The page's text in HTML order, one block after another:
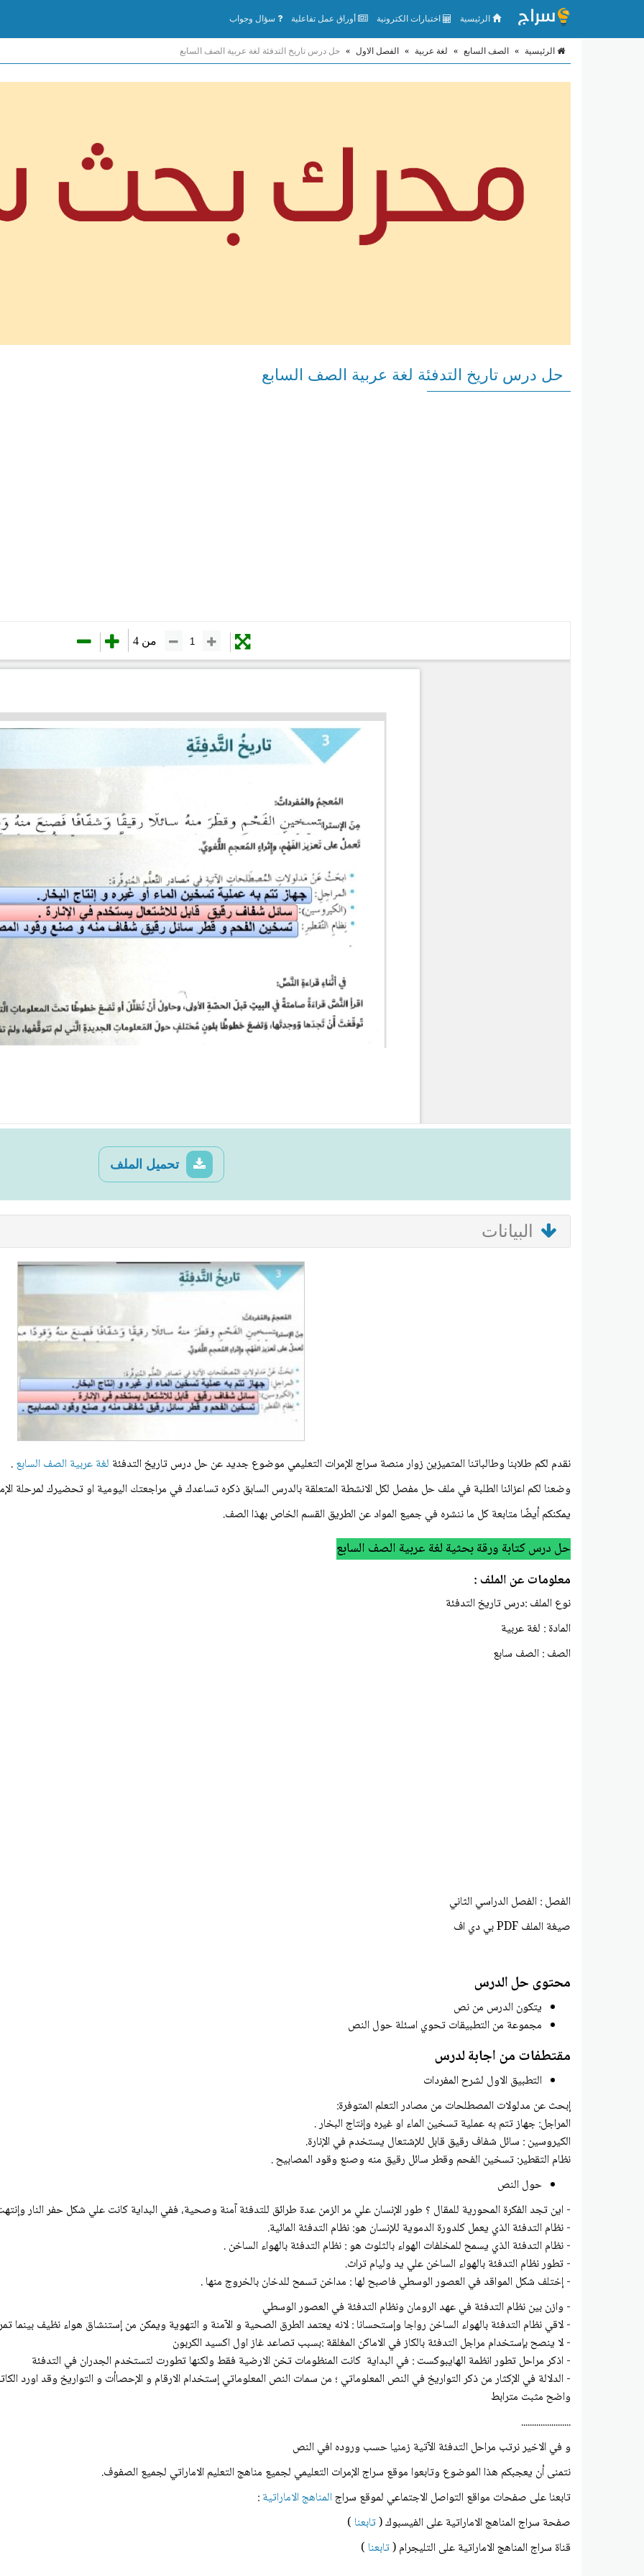
الرئيسية اختبارات الكترونية أوراق عمل تفاعلية سؤال وجواب
الرئيسية » الصف السابع » لغة عربية » الفصل الاول » حل درس تاريخ التدفئة لغة عربية الصف السابع
حل درس تاريخ التدفئة لغة عربية الصف السابع
تحميل الملف
البيانات
نقدم لكم طلابنا وطالباتنا المتميزين زوار منصة سراج الإمرات التعليمي موضوع جديد عن حل درس تاريخ التدفئة لغة عربية الصف السابع.
وضعنا لكم اعزائنا الطلبة في ملف حل مفصل لكل الانشطة المتعلقة بالدرس السابق ذكره تساعدك في مراجعتك اليومية او تحضيرك لمرحلة
يمكنكم أيضًا متابعة كل ما ننشره في جميع المواد عن الطريق القسم الخاص بهذا الصف.
حل درس كتابة ورقة بحثية لغة عربية الصف السابع
معلومات عن الملف :
نوع الملف :درس تاريخ التدفئة
المادة : لغة عربية
الصف : الصف سابع
الفصل : الفصل الدراسي الثاني
صيغة الملف PDF بي دي اف
محتوى حل الدرس
يتكون الدرس من نص
مجموعة من التطبيقات تحوي اسئلة حول النص
مقتطفات من اجابة لدرس
التطبيق الاول لشرح المفردات
إبحث عن مدلولات المصطلحات من مصادر التعلم المتوفرة:
المراجل: جهاز تتم به عملية تسخين الماء او غيره وإنتاج البخار .
الكيروسين : سائل شفاف رقيق قابل للإشتعال يستخدم في الإنارة.
نظام التقطير: تسخين الفحم وقطر سائل رقيق منه وصنع وقود المصابيح .
حول النص
- اين تجد الفكرة المحورية للمقال ؟ طور الإنسان علي مر الزمن عدة طرائق للتدفئة آمنة وصحية، ففي البداية كانت علي شكل حفر النار وإنتهت
- نظام التدفئة الذي يعمل كلدورة الدموية للإنسان هو: نظام التدفئة المائية.
- نظام التدفئة الذي يسمح للمخلفات الهواء بالثلوث هو : نظام التدفئة بالهواء الساخن .
- تطور نظام التدفئة بالهواء الساخن علي يد وليام تراث.
- إختلف شكل المواقد في العصور الوسطي فاصبح لها : مداخن تسمح للدخان بالخروج منها .
- وازن بين نظام التدفئة في عهد الرومان ونظام التدفئة في العصور الوسطي
- لاقي نظام التدفئة بالهواء الساخن رواجا وإستحسانا : لانه يعتمد الطرق الصحية و الآمنة و التهوية ويمكن من إستنشاق هواء نظيف بينما
- لا ينصح بإستخدام مراجل التدفئة بالكاز في الاماكن المغلقة :بسبب تصاعد غاز اول اكسيد الكربون
- اذكر مراحل تطور انظمة الهايبوكست : في البداية كانت المنظومات تخن الارضية فقط ولكنها تطورت لتستخدم الجدران في التدفئة
- الدلالة في الإكثار من ذكر التواريخ في النص المعلوماتي ؛ من سمات النص المعلوماتي إستخدام الارقام و الإحصاأت و التواريخ وقد اورد
واضح مثبت مترابط
.......................
و في الاخير نرتب مراحل التدفئة الآتية زمنيا حسب وروده افي النص
نتمنى أن يعجبكم هذا الموضوع وتابعوا موقع سراج الإمرات التعليمي لجميع مناهج التعليم الاماراتي لجميع الصفوف.
تابعنا على صفحات مواقع التواصل الاجتماعي لموقع سراجالمناهج الاماراتية:
صفحة سراج المناهج الاماراتية على الفيسبوك (تابعنا )
قناة سراج المناهج الاماراتية على التليجرام (تابعنا )